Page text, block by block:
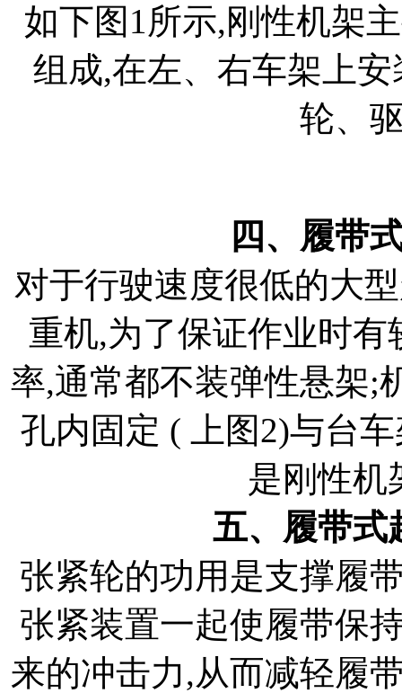
如下图1所示,刚性机架
组成,在左、右车架上
轮、
四、履带
对于行驶速度很低的大
重机,为了保证作业时
率,通常都不装弹性悬架;
孔内固定 ( 上图2)与台
是刚性机
五、履带式
张紧轮的功用是支撑履
张紧装置一起使履带保
来的冲击力,从而减轻履